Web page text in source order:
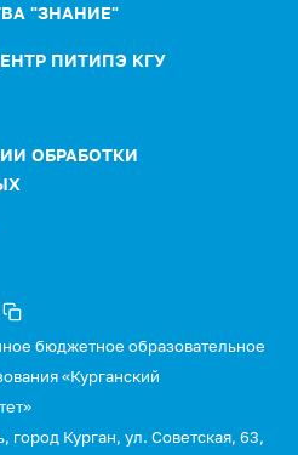
"ЗНАНИЕ"
ПИТИПЭ КГУ
ОБРАБОТКИ
бюджетное образовательное
«Курганский
город Курган, ул. Советская, 63,